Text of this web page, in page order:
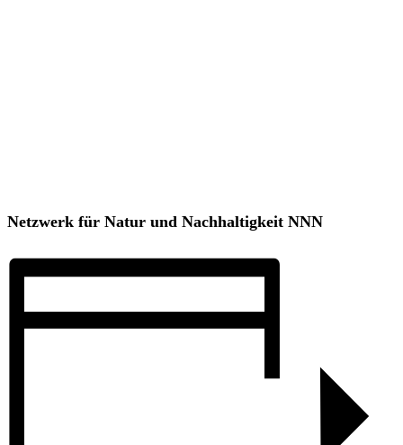
Netzwerk für Natur und Nachhaltigkeit NNN